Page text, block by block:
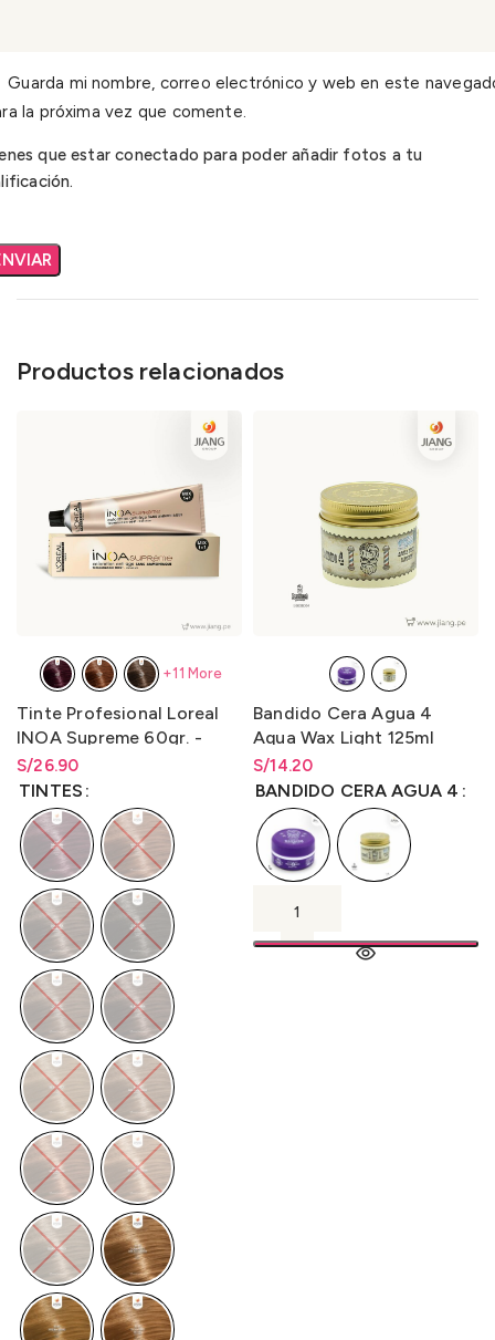
Guarda mi nombre, correo electrónico y web en este
la próxima vez que comente.
que estar conectado para poder añadir fotos a tu
Productos relacionados
Tinte Profesional Loreal
INOA Supreme 60gr. -
LO3000N3
S/26.90
Rango de precios: desde
S/26.90hasta
TINTES
+11 More
Bandido Cera Agua 4
Aqua Wax Light 125ml
S/14.20
Rango de precios: desde
S/14.20hastaS/14.20
BANDIDO CERA AGUA 4